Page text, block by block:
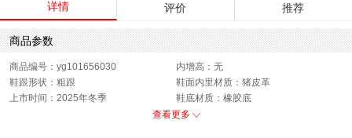
详情 评价 推荐
商品参数
商品编号：yg101656030
内增高：无
鞋跟形状：粗跟
鞋面内里材质：猪皮革
上市时间：2025年冬季
鞋底材质：橡胶底
靴筒内里材质：猪皮革
查看更多